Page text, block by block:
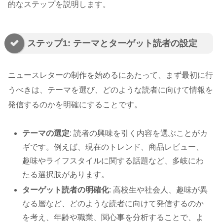
的なステップを説明します。
ステップ1: テーマとターゲット読者の設定
ニュースレターの制作を始めるにあたって、まず最初に行
うべきは、テーマを選び、どのような読者に向けて情報を
発信するのかを明確にすることです。
テーマの選定: 読者の興味を引く内容を選ぶことがカ
ギです。例えば、現在のトレンド、商品レビュー、
趣味やライフスタイルに関する話題など、多岐にわ
たる選択肢があります。
ターゲット読者の明確化: 高校生や社会人、趣味が異
なる層など、どのような読者に向けて発信するのか
を考え、年齢や職業、関心事を分析することで、よ